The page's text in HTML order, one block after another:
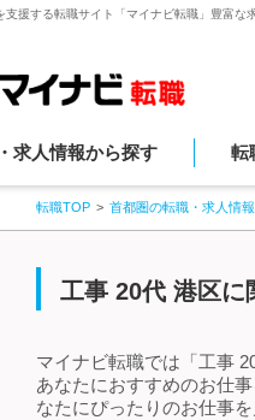
支援する転職サイト「マイナビ転職」豊富
求人情報から探す 転
転職TOP 首都圏の転職・求人情
工事 20代 港区に
マイナビ転職では「工事
あなたにおすすめのお仕
なたにぴったりのお仕事